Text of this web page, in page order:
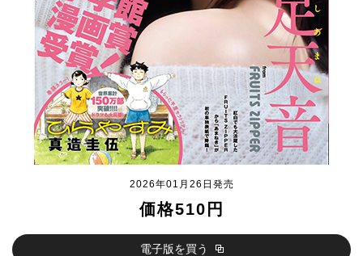
2026年01月26日発売
価格510円
電子版を買う